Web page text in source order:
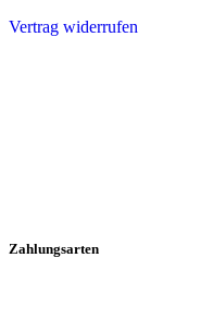
Vertrag widerrufen
Zahlungsarten